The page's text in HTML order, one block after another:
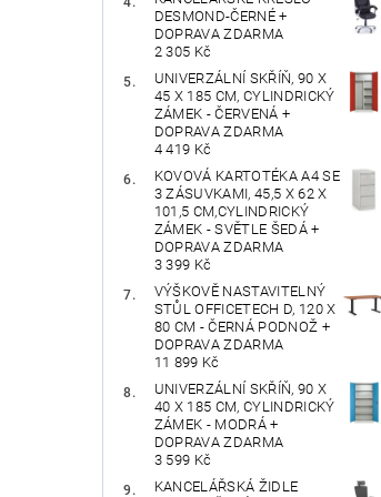
DESMOND-ČERNÉ +
DOPRAVA ZDARMA
2 305 Kč
UNIVERZÁLNÍ SKŘÍŇ, 90 X
45 X 185 CM, CYLINDRICKÝ
ZÁMEK - ČERVENÁ +
DOPRAVA ZDARMA
4 419 Kč
KOVOVÁ KARTOTÉKA A4 SE
3 ZÁSUVKAMI, 45,5 X 62 X
101,5 CM,CYLINDRICKÝ
ZÁMEK - SVĚTLE ŠEDÁ +
DOPRAVA ZDARMA
3 399 Kč
VÝŠKOVĚ NASTAVITELNÝ
STŮL OFFICETECH D, 120 X
80 CM - ČERNÁ PODNOŽ +
DOPRAVA ZDARMA
11 899 Kč
UNIVERZÁLNÍ SKŘÍŇ, 90 X
40 X 185 CM, CYLINDRICKÝ
ZÁMEK - MODRÁ +
DOPRAVA ZDARMA
3 599 Kč
KANCELÁŘSKÁ ŽIDLE